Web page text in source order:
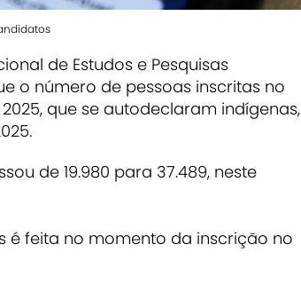
de Estudos e Pesquisas
o número de pessoas inscritas no
que se autodeclaram indígenas,
de 19.980 para 37.489, neste
feita no momento da inscrição no